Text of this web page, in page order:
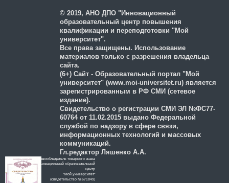
© 2019, АНО ДПО "Инновационный
образовательный центр повышения
квалификации и переподготовки "Мой
университет".
Все права защищены. Использование
материалов только с разрешения владельца
сайта.
(6+) Сайт - Образовательный портал "Мой
университет" (www.moi-universitet.ru) является
зарегистрированным в РФ СМИ (сетевое
издание).
Свидетельство о регистрации СМИ ЭЛ №ФС77-
60764 от 11.02.2015 выдано Федеральной
службой по надзору в сфере связи,
информационных технологий и массовых
коммуникаций.
Гл.редактор Ляшенко А.А.
Правообладатель товарного знака
Инновационный образовательный
цeнтр
"Мой университет"
(свидетельство №671849)